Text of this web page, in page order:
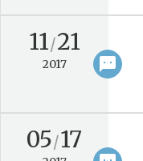
sms
11/21
2017 keyboard_arrow_right
05/17